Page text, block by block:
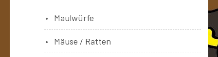
Maulwürfe
Mäuse / Ratten